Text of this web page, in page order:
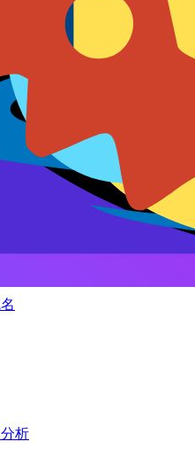
机器人，秒级部署。 机器人
餐
。
析